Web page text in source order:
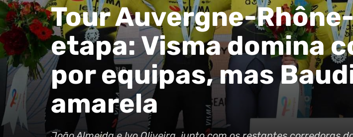
Tour Auvergne-
etapa: Visma domina
por equipas, mas
amarela